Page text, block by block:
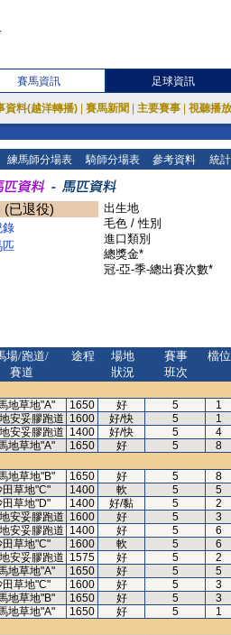
賽馬資訊 足球資訊
資料(越洋轉播) 賽馬新聞 主要賽事 視聽播
練馬師分場表 騎師分場表 參考資料 統
(已退役)
錄
匹
出生地
毛色 / 性別
進口類別
總獎金*
冠-亞-季-總出賽次數*
場/跑道/
賽道
途程
場地
狀況
賽事
班次
檔位
地草地"A" 1650 好 5
1
安妥膠跑道 1600 好/快 5
1
安妥膠跑道 1400 好/快 5
4
地草地"A" 1650 好 5
8
地草地"B" 1650 好 5
8
田草地"C" 1400 軟 5
5
田草地"D" 1400 好/黏 5
2
安妥膠跑道 1600 好 5
3
安妥膠跑道 1400 好 5
6
田草地"C" 1600 軟 5
6
安妥膠跑道 1575 好 5
2
地草地"A" 1650 好 5
5
田草地"C" 1600 好 5
3
地草地"B" 1650 好 5
3
地草地"A" 1650 好 5
1